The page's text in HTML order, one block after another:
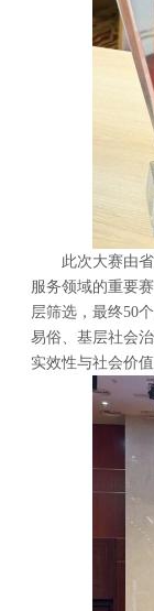
此次大赛由省
服务领域的重要
层筛选，最终50
易俗、基层社会
实效性与社会价值